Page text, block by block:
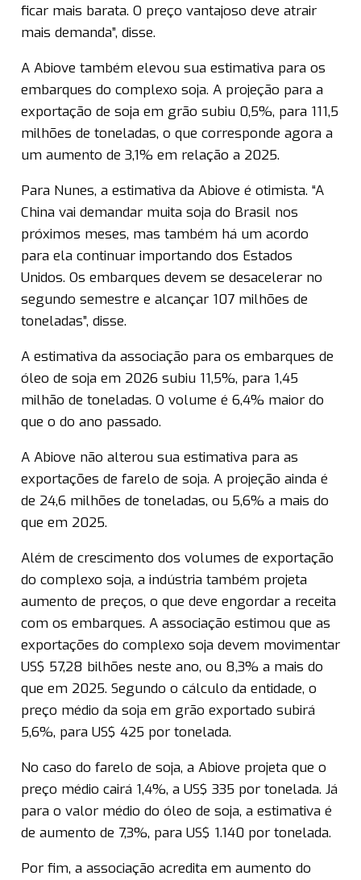
ficar mais barata. O preço vantajoso deve atrair
mais demanda”, disse.
A Abiove também elevou sua estimativa para os
embarques do complexo soja. A projeção para a
exportação de soja em grão subiu 0,5%, para 111,5
milhões de toneladas, o que corresponde agora a
um aumento de 3,1% em relação a 2025.
Para Nunes, a estimativa da Abiove é otimista. “A
China vai demandar muita soja do Brasil nos
próximos meses, mas também há um acordo
para ela continuar importando dos Estados
Unidos. Os embarques devem se desacelerar no
segundo semestre e alcançar 107 milhões de
toneladas”, disse.
A estimativa da associação para os embarques de
óleo de soja em 2026 subiu 11,5%, para 1,45
milhão de toneladas. O volume é 6,4% maior do
que o do ano passado.
A Abiove não alterou sua estimativa para as
exportações de farelo de soja. A projeção ainda é
de 24,6 milhões de toneladas, ou 5,6% a mais do
que em 2025.
Além de crescimento dos volumes de exportação
do complexo soja, a indústria também projeta
aumento de preços, o que deve engordar a receita
com os embarques. A associação estimou que as
exportações do complexo soja devem movimentar
US$ 57,28 bilhões neste ano, ou 8,3% a mais do
que em 2025. Segundo o cálculo da entidade, o
preço médio da soja em grão exportado subirá
5,6%, para US$ 425 por tonelada.
No caso do farelo de soja, a Abiove projeta que o
preço médio cairá 1,4%, a US$ 335 por tonelada. Já
para o valor médio do óleo de soja, a estimativa é
de aumento de 7,3%, para US$ 1.140 por tonelada.
Por fim, a associação acredita em aumento do